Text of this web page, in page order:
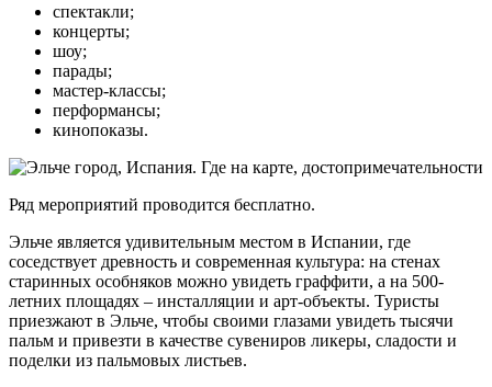
спектакли;
концерты;
шоу;
парады;
мастер-классы;
перформансы;
кинопоказы.
Ряд мероприятий проводится бесплатно.
Эльче является удивительным местом в Испании, где
соседствует древность и современная культура: на стенах
старинных особняков можно увидеть граффити, а на 500-
летних площадях – инсталляции и арт-объекты. Туристы
приезжают в Эльче, чтобы своими глазами увидеть тысячи
пальм и привезти в качестве сувениров ликеры, сладости и
поделки из пальмовых листьев.